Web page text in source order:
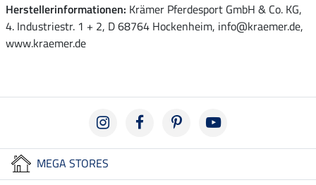
Herstellerinformationen: Krämer Pferdesport GmbH & Co. KG,
4. Industriestr. 1 + 2, D 68764 Hockenheim, info@kraemer.de,
www.kraemer.de
MEGA STORES